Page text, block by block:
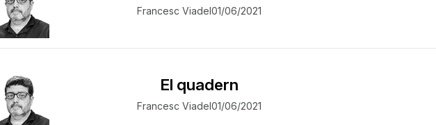
Francesc Viadel01/06/2021
El quadern
Francesc Viadel01/06/2021